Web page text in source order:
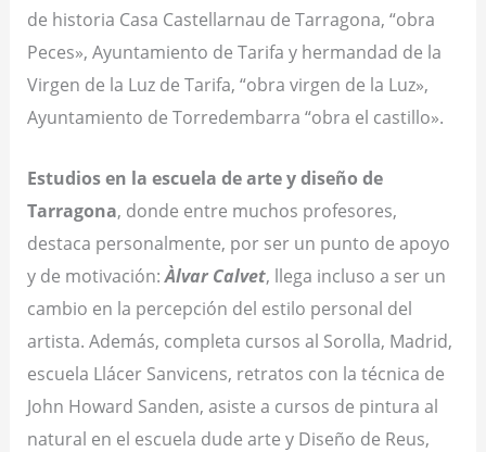
de historia Casa Castellarnau de Tarragona, “obra
Peces», Ayuntamiento de Tarifa y hermandad de la
Virgen de la Luz de Tarifa, “obra virgen de la Luz»,
Ayuntamiento de Torredembarra “obra el castillo».
Estudios en la escuela de arte y diseño de
Tarragona, donde entre muchos profesores,
destaca personalmente, por ser un punto de apoyo
y de motivación:Àlvar Calvet, llega incluso a ser un
cambio en la percepción del estilo personal del
artista. Además, completa cursos al Sorolla, Madrid,
escuela Llácer Sanvicens, retratos con la técnica de
John Howard Sanden, asiste a cursos de pintura al
natural en el escuela dude arte y Diseño de Reus,